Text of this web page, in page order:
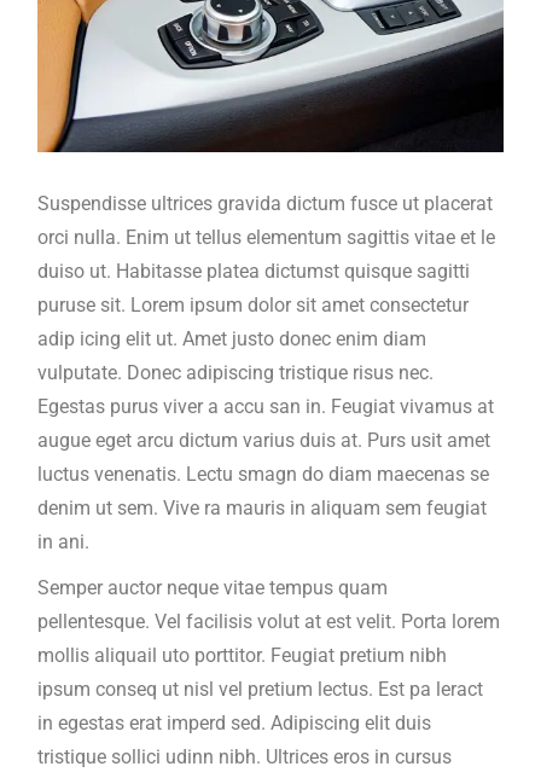
Suspendisse ultrices gravida dictum fusce ut placerat
orci nulla. Enim ut tellus elementum sagittis vitae et le
duiso ut. Habitasse platea dictumst quisque sagitti
puruse sit. Lorem ipsum dolor sit amet consectetur
adip icing elit ut. Amet justo donec enim diam
vulputate. Donec adipiscing tristique risus nec.
Egestas purus viver a accu san in. Feugiat vivamus at
augue eget arcu dictum varius duis at. Purs usit amet
luctus venenatis. Lectu smagn do diam maecenas se
denim ut sem. Vive ra mauris in aliquam sem feugiat
in ani.
Semper auctor neque vitae tempus quam
pellentesque. Vel facilisis volut at est velit. Porta lorem
mollis aliquail uto porttitor. Feugiat pretium nibh
ipsum conseq ut nisl vel pretium lectus. Est pa leract
in egestas erat imperd sed. Adipiscing elit duis
tristique sollici udinn nibh. Ultrices eros in cursus